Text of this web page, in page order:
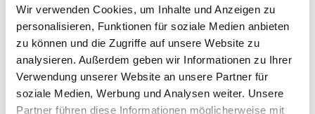
Wir verwenden Cookies, um Inhalte und Anzeigen zu
personalisieren, Funktionen für soziale Medien anbieten
zu können und die Zugriffe auf unsere Website zu
analysieren. Außerdem geben wir Informationen zu Ihrer
Verwendung unserer Website an unsere Partner für
soziale Medien, Werbung und Analysen weiter. Unsere
Partner führen diese Informationen möglicherweise mit
Lageplan
Adresse
Ferienhaus S45437
Blomskog Gyltenäs